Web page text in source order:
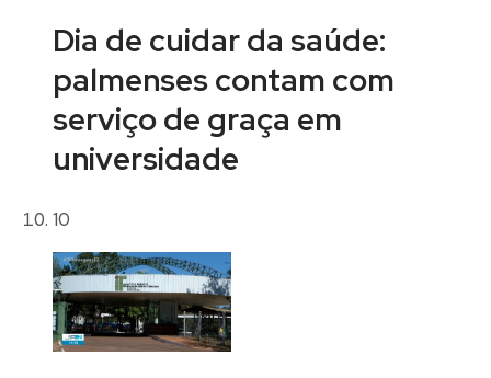
Dia de cuidar da saúde:
palmenses contam com
serviço de graça em
universidade
10